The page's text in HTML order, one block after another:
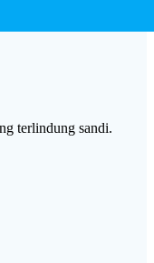
terlindung sandi.